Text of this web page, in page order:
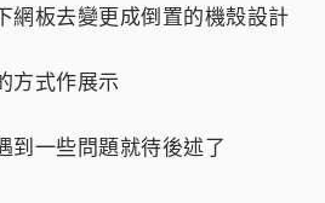
網板去變更成倒置的機殼設計
方式作展示
到一些問題就待後述了